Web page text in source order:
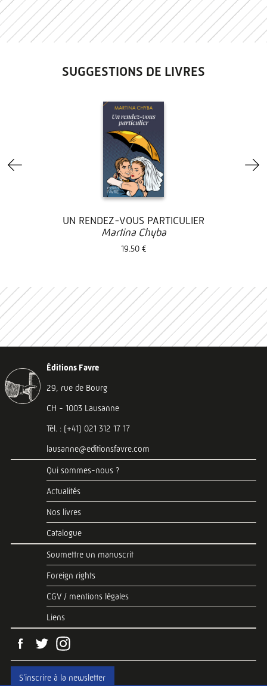
SUGGESTIONS DE LIVRES
UN RENDEZ-VOUS PARTICULIER
Martina Chyba
19.50 €
Éditions Favre
29, rue de Bourg
CH - 1003 Lausanne
Tél. : (+41) 021 312 17 17
lausanne@editionsfavre.com
Qui sommes-nous ?
Actualités
Nos livres
Catalogue
Soumettre un manuscrit
Foreign rights
CGV / mentions légales
Liens
S'inscrire à la newsletter